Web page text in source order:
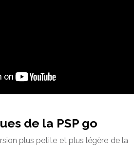
de la PSP go
plus petite et plus légère de la